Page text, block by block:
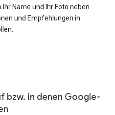
Name und Ihr Foto neben
und Empfehlungen in
bzw. in denen Google-